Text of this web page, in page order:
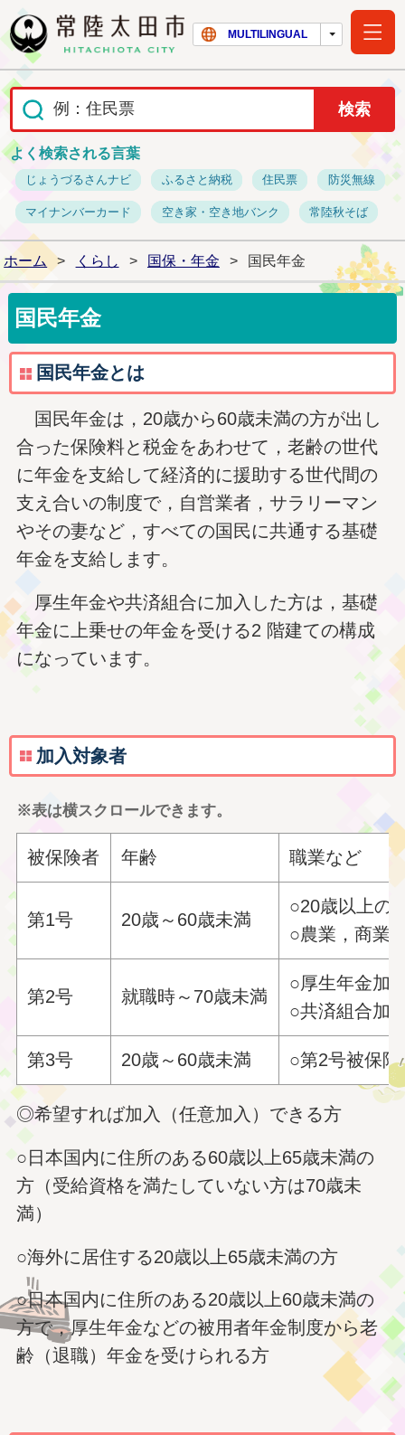
常陸太田市ホー
MULTILINGUAL
よく検索される言葉
じょうづるさんナビ ふるさと納税 住民票 防災無線
マイナンバーカード 空き家・空き地バンク 常陸秋そば
ホーム > くらし > 国保・年金 > 国民年金
国民年金
国民年金とは
国民年金は，20歳から60歳未満の方が出し
合った保険料と税金をあわせて，老齢の世代
に年金を支給して経済的に援助する世代間の
支え合いの制度で，自営業者，サラリーマン
やその妻など，すべての国民に共通する基礎
年金を支給します。
厚生年金や共済組合に加入した方は，基礎
年金に上乗せの年金を受ける2 階建ての構成
になっています。
加入対象者
※表は横スクロールできます。
被保険者 年齢 職業など
第1号 20歳～60歳未満
○20歳以上の
○農業，商業
第2号 就職時～70歳未満
○厚生年金
○共済組合加
第3号 20歳～60歳未満 ○第2号被保
◎希望すれば加入（任意加入）できる方
○日本国内に住所のある60歳以上65歳未満の
方（受給資格を満たしていない方は70歳未
満）
○海外に居住する20歳以上65歳未満の方
○日本国内に住所のある20歳以上60歳未満の
方で，厚生年金などの被用者年金制度から老
齢（退職）年金を受けられる方